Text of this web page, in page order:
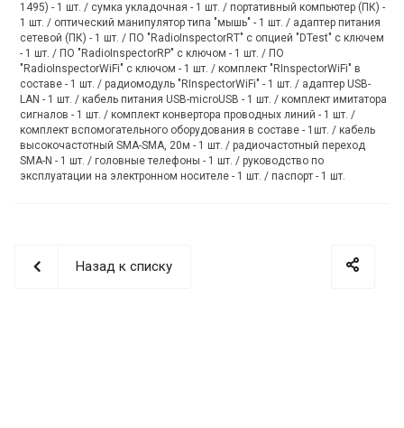
1495) - 1 шт. / сумка укладочная - 1 шт. / портативный компьютер (ПК) -
1 шт. / оптический манипулятор типа "мышь" - 1 шт. / адаптер питания
сетевой (ПК) - 1 шт. / ПО "RadioInspectorRT" с опцией "DTest" с ключем
- 1 шт. / ПО "RadioInspectorRP" с ключом - 1 шт. / ПО
"RadioInspectorWiFi" с ключом - 1 шт. / комплект "RInspectorWiFi" в
составе - 1 шт. / радиомодуль "RInspectorWiFi" - 1 шт. / адаптер USB-
LAN - 1 шт. / кабель питания USB-microUSB - 1 шт. / комплект имитатора
сигналов - 1 шт. / комплект конвертора проводных линий - 1 шт. /
комплект вспомогательного оборудования в составе - 1шт. / кабель
высокочастотный SMA-SMA, 20м - 1 шт. / радиочастотный переход
SMA-N - 1 шт. / головные телефоны - 1 шт. / руководство по
эксплуатации на электронном носителе - 1 шт. / паспорт - 1 шт.
Назад к списку